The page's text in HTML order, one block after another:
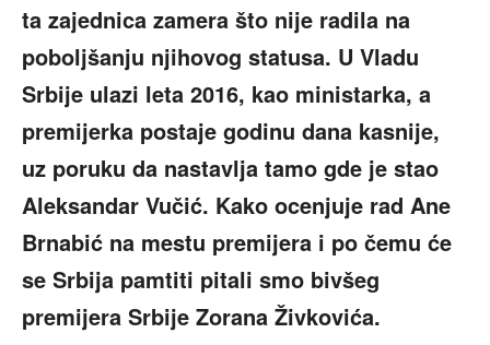
ta zajednica zamera što nije radila na
poboljšanju njihovog statusa. U Vladu
Srbije ulazi leta 2016, kao ministarka, a
premijerka postaje godinu dana kasnije,
uz poruku da nastavlja tamo gde je stao
Aleksandar Vučić. Kako ocenjuje rad Ane
Brnabić na mestu premijera i po čemu će
se Srbija pamtiti pitali smo bivšeg
premijera Srbije Zorana Živkovića.